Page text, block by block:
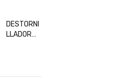
DESTORNI
LLADOR